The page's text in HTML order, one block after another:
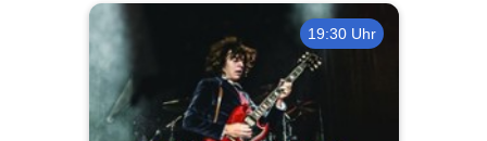
19:30 Uhr